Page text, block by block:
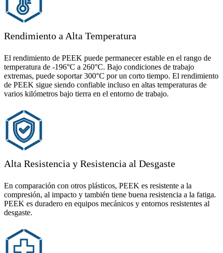
Rendimiento a Alta Temperatura
El rendimiento de PEEK puede permanecer estable en el rango de
temperatura de -196°C a 260°C. Bajo condiciones de trabajo
extremas, puede soportar 300°C por un corto tiempo. El rendimiento
de PEEK sigue siendo confiable incluso en altas temperaturas de
varios kilómetros bajo tierra en el entorno de trabajo.
Alta Resistencia y Resistencia al Desgaste
En comparación con otros plásticos, PEEK es resistente a la
compresión, al impacto y también tiene buena resistencia a la fatiga.
PEEK es duradero en equipos mecánicos y entornos resistentes al
desgaste.